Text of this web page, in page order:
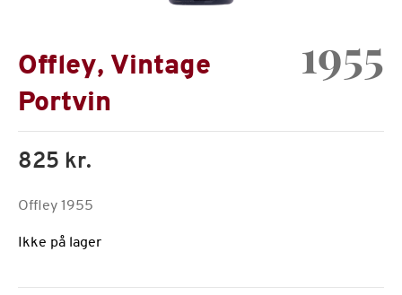
Offley, Vintage
Portvin
1955
825 kr.
Offley 1955
Ikke på lager